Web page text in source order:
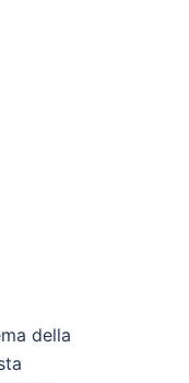
della